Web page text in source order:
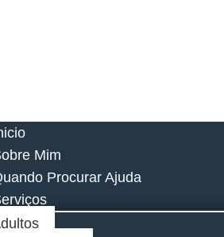
Mim
Procurar Ajuda